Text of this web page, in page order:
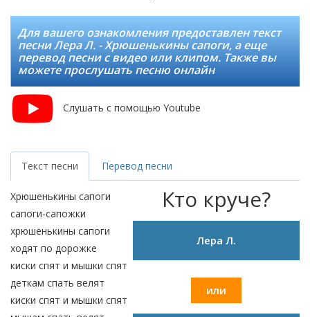
Для вашего ознакомления предоставлен текст
песни Лера Л. - Хрюшенькины сапоги, а еще
перевод песни с видео или клипом. Также вы
можете прослушать песню онлайн
Слушать с помощью Youtube
Текст песни Перевод песни
Кто круче?
Лера Л.
или
Хрюшенькины сапоги
сапоги-сапожки
хрюшенькины сапоги
ходят по дорожке
киски спят и мышки спят
деткам спать велят
киски спят и мышки спят